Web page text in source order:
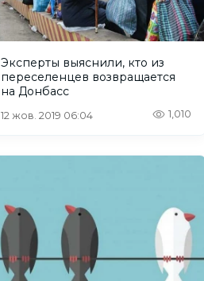
Эксперты выяснили, кто из
переселенцев возвращается
на Донбасс
12 жов. 2019 06:04 1,010